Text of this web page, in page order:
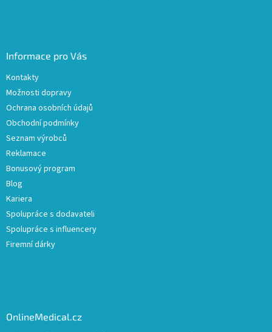
Informace pro Vás
Kontakty
Možnosti dopravy
Ochrana osobních údajů
Obchodní podmínky
Seznam výrobců
Reklamace
Bonusový program
Blog
Kariera
Spolupráce s dodavateli
Spolupráce s influencery
Firemní dárky
OnlineMedical.cz